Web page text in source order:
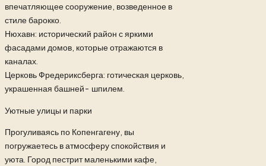
впечатляющее сооружение, возведенное в
стиле барокко.
Нюхавн: исторический район с яркими
фасадами домов, которые отражаются в
каналах.
Церковь Фредериксберга: готическая церковь,
украшенная башней- шпилем.
Уютные улицы и парки
Прогуливаясь по Копенгагену, вы
погружаетесь в атмосферу спокойствия и
уюта. Город пестрит маленькими кафе,